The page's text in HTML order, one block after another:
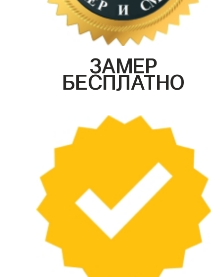
ЗАМЕР
БЕСПЛАТНО